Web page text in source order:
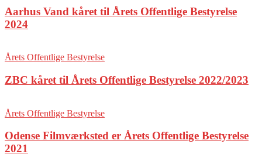
Aarhus Vand kåret til Årets Offentlige Bestyrelse
2024
Årets Offentlige Bestyrelse
ZBC kåret til Årets Offentlige Bestyrelse 2022/2023
Årets Offentlige Bestyrelse
Odense Filmværksted er Årets Offentlige Bestyrelse
2021